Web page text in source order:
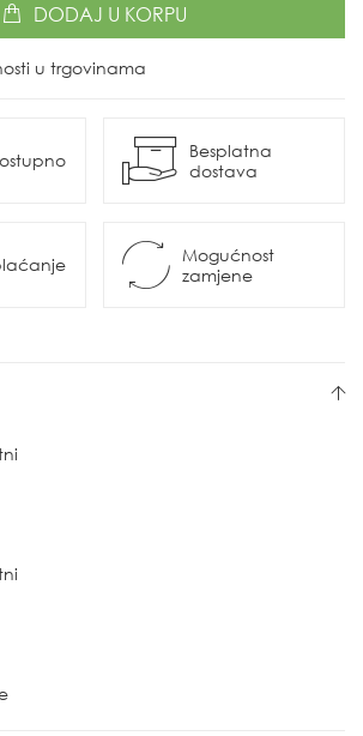
DODAJ U KORPU
u trgovinama
Besplatna
dostava
Mogućnost
zamjene